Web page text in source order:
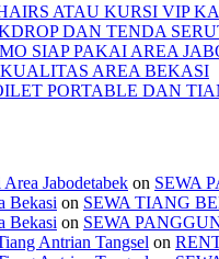
ATAU KURSI VIP
DAN TENDA
SIAP PAKAI AREA
AREA BEKASI
PORTABLE DAN
Jabodetabek on SEWA
Bekasi on SEWA TIANG
Bekasi on SEWA
Antrian Tangsel on